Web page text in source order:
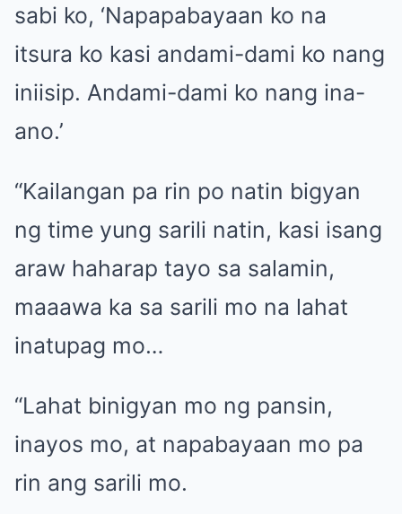
sabi ko, ‘Napapabayaan ko na
itsura ko kasi andami-dami ko nang
iniisip. Andami-dami ko nang ina-
ano.’
“Kailangan pa rin po natin bigyan
ng time yung sarili natin, kasi isang
araw haharap tayo sa salamin,
maaawa ka sa sarili mo na lahat
inatupag mo…
“Lahat binigyan mo ng pansin,
inayos mo, at napabayaan mo pa
rin ang sarili mo.